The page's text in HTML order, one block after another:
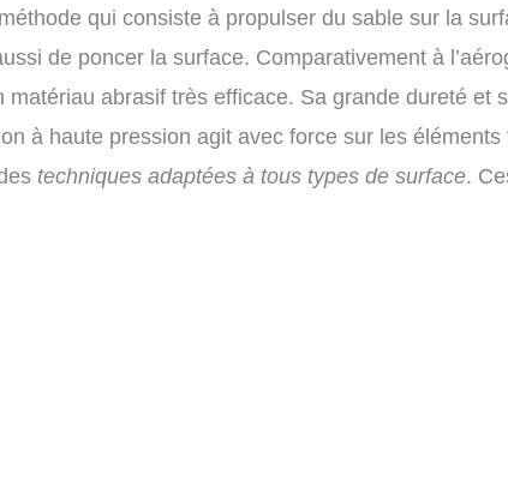
qui consiste à propulser du sable sur la
de poncer la surface. Comparativement à
abrasif très efficace. Sa grande dureté
à haute pression agit avec force sur les
techniques adaptées à tous types de surface.